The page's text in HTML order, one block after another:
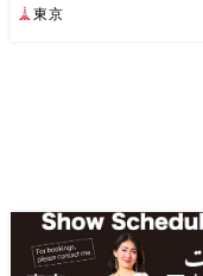
で
した
第 […]
東京